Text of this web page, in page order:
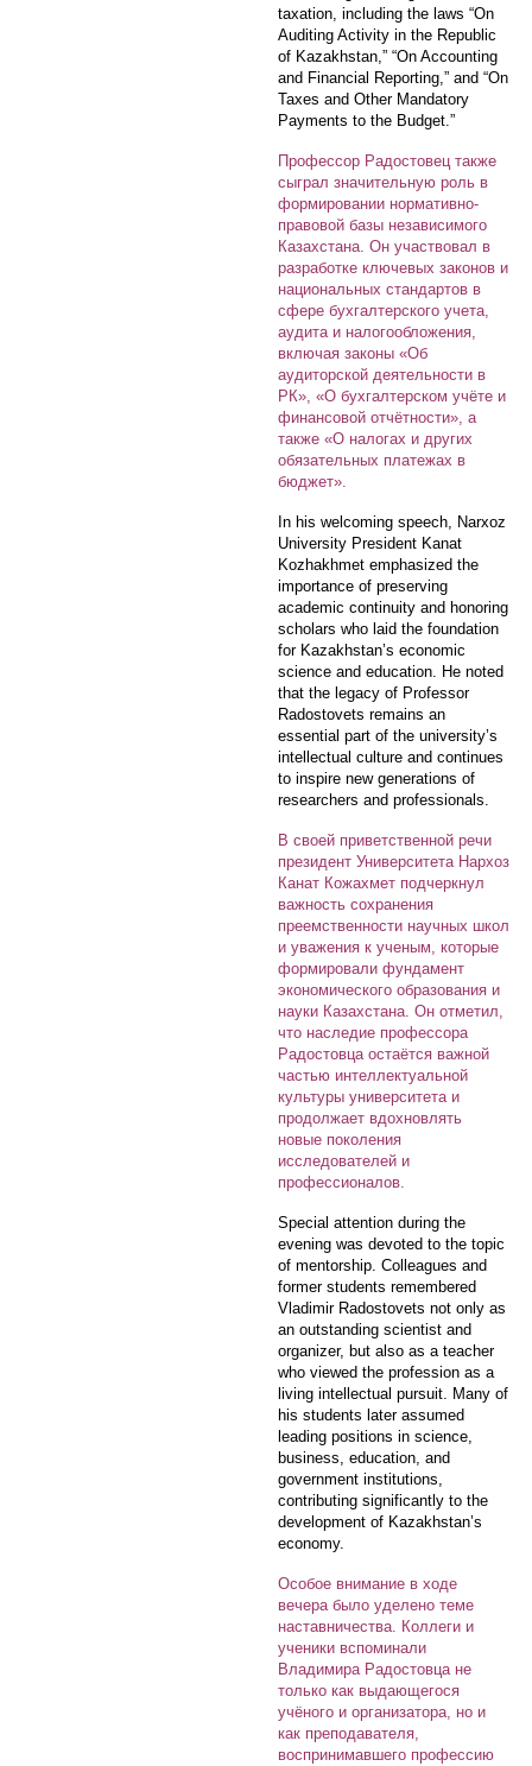
taxation, including the laws “On
Auditing Activity in the Republic
of Kazakhstan,” “On Accounting
and Financial Reporting,” and “On
Taxes and Other Mandatory
Payments to the Budget.”
Профессор Радостовец также
сыграл значительную роль в
формировании нормативно-
правовой базы независимого
Казахстана. Он участвовал в
разработке ключевых законов и
национальных стандартов в
сфере бухгалтерского учета,
аудита и налогообложения,
включая законы «Об
аудиторской деятельности в
РК», «О бухгалтерском учёте и
финансовой отчётности», а
также «О налогах и других
обязательных платежах в
бюджет».
In his welcoming speech, Narxoz
University President Kanat
Kozhakhmet emphasized the
importance of preserving
academic continuity and honoring
scholars who laid the foundation
for Kazakhstan’s economic
science and education. He noted
that the legacy of Professor
Radostovets remains an
essential part of the university’s
intellectual culture and continues
to inspire new generations of
researchers and professionals.
В своей приветственной речи
президент Университета Нархоз
Канат Кожахмет подчеркнул
важность сохранения
преемственности научных школ
и уважения к ученым, которые
формировали фундамент
экономического образования и
науки Казахстана. Он отметил,
что наследие профессора
Радостовца остаётся важной
частью интеллектуальной
культуры университета и
продолжает вдохновлять
новые поколения
исследователей и
профессионалов.
Special attention during the
evening was devoted to the topic
of mentorship. Colleagues and
former students remembered
Vladimir Radostovets not only as
an outstanding scientist and
organizer, but also as a teacher
who viewed the profession as a
living intellectual pursuit. Many of
his students later assumed
leading positions in science,
business, education, and
government institutions,
contributing significantly to the
development of Kazakhstan’s
economy.
Особое внимание в ходе
вечера было уделено теме
наставничества. Коллеги и
ученики вспоминали
Владимира Радостовца не
только как выдающегося
учёного и организатора, но и
как преподавателя,
воспринимавшего профессию